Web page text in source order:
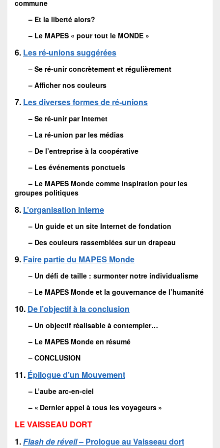
commune
– Et la liberté alors?
– Le MAPES « pour tout le MONDE »
6. Les ré-unions suggérées
– Se ré-unir concrètement et régulièrement
– Afficher nos couleurs
7. Les diverses formes de ré-unions
– Se ré-unir par Internet
– La ré-union par les médias
– De l’entreprise à la coopérative
– Les événements ponctuels
– Le MAPES Monde comme inspiration pour les
groupes politiques
8. L’organisation interne
– Un guide et un site Internet de fondation
– Des couleurs rassemblées sur un drapeau
9. Faire partie du MAPES Monde
– Un défi de taille : surmonter notre individualisme
– Le MAPES Monde et la gouvernance de l’humanité
10. De l’objectif à la conclusion
– Un objectif réalisable à contempler…
– Le MAPES Monde en résumé
– CONCLUSION
11. Épilogue d’un Mouvement
– L’aube arc-en-ciel
– « Dernier appel à tous les voyageurs »
LE VAISSEAU DORT
1.Flash de réveil– Prologue au Vaisseau dort